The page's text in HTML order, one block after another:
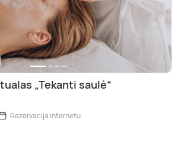
„Tekanti saulė“
Rezervacija internetu